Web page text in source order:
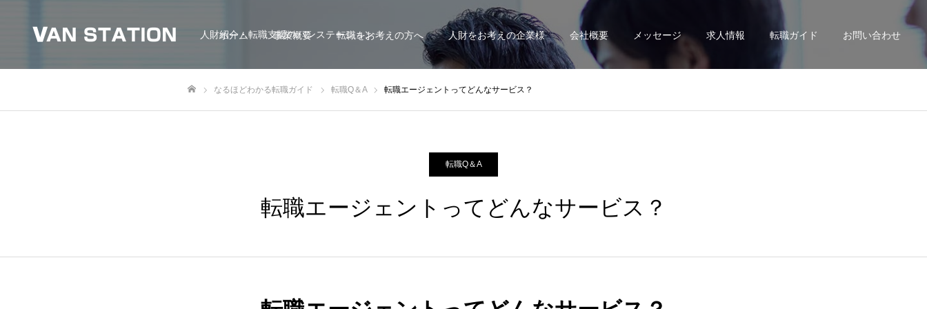
人財紹介・転職支援のバンステーション
ホーム 事業概要 転職をお考えの方へ 人財をお考えの企業様 会社概要 メッセージ 求人情報 転職ガイド お問い合わせ
なるほどわかる転職ガイド 転職Q＆A 転職エージェントってどんなサービス？
転職Q＆A
転職エージェントってどんなサービス？